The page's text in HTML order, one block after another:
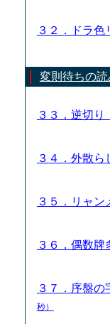
３２．ドラ
変則待ちの読
３３．逆切り
３４．外散
３５．リャ
３６．偶数
３７．序盤
秒）